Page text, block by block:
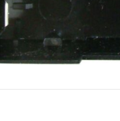
Zum Vergrößern klicken